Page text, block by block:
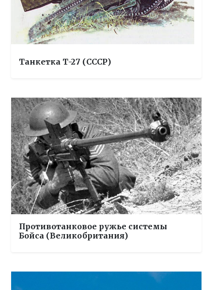
Танкетка Т-27 (СССР)
Противотанковое ружье системы
Бойса (Великобритания)